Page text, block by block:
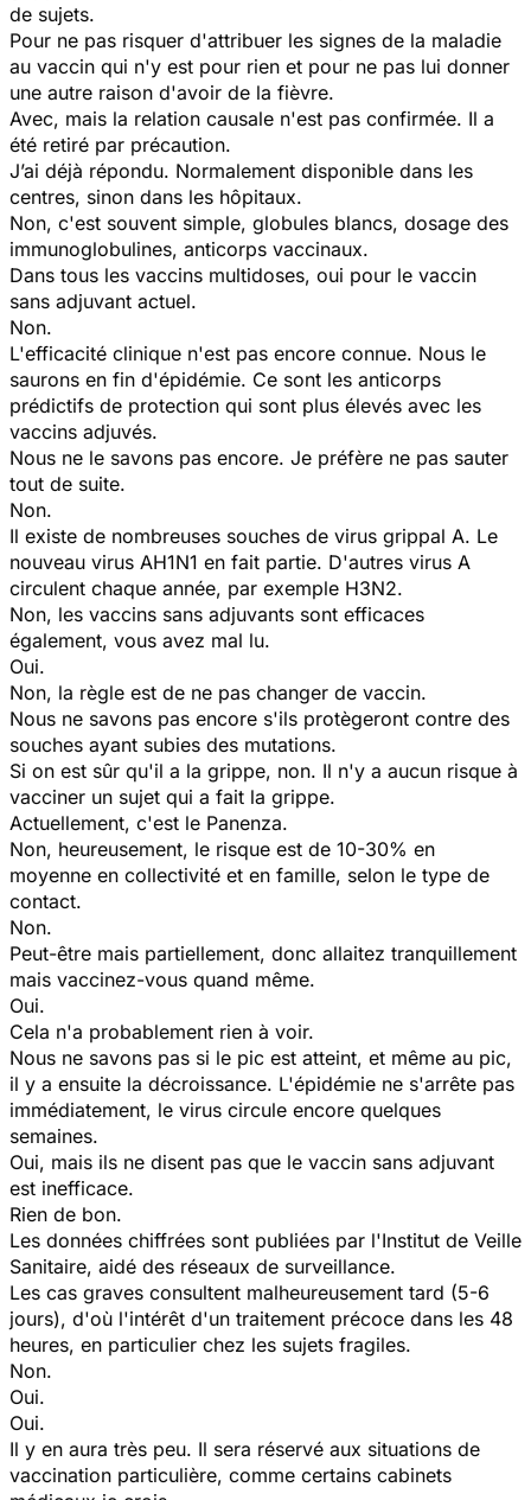
de sujets.
Pour ne pas risquer d'attribuer les signes de la maladie
au vaccin qui n'y est pour rien et pour ne pas lui donner
une autre raison d'avoir de la fièvre.
Avec, mais la relation causale n'est pas confirmée. Il a
été retiré par précaution.
J’ai déjà répondu. Normalement disponible dans les
centres, sinon dans les hôpitaux.
Non, c'est souvent simple, globules blancs, dosage des
immunoglobulines, anticorps vaccinaux.
Dans tous les vaccins multidoses, oui pour le vaccin
sans adjuvant actuel.
Non.
L'efficacité clinique n'est pas encore connue. Nous le
saurons en fin d'épidémie. Ce sont les anticorps
prédictifs de protection qui sont plus élevés avec les
vaccins adjuvés.
Nous ne le savons pas encore. Je préfère ne pas sauter
tout de suite.
Non.
Il existe de nombreuses souches de virus grippal A. Le
nouveau virus AH1N1 en fait partie. D'autres virus A
circulent chaque année, par exemple H3N2.
Non, les vaccins sans adjuvants sont efficaces
également, vous avez mal lu.
Oui.
Non, la règle est de ne pas changer de vaccin.
Nous ne savons pas encore s'ils protègeront contre des
souches ayant subies des mutations.
Si on est sûr qu'il a la grippe, non. Il n'y a aucun risque à
vacciner un sujet qui a fait la grippe.
Actuellement, c'est le Panenza.
Non, heureusement, le risque est de 10-30% en
moyenne en collectivité et en famille, selon le type de
contact.
Non.
Peut-être mais partiellement, donc allaitez tranquillement
mais vaccinez-vous quand même.
Oui.
Cela n'a probablement rien à voir.
Nous ne savons pas si le pic est atteint, et même au pic,
il y a ensuite la décroissance. L'épidémie ne s'arrête pas
immédiatement, le virus circule encore quelques
semaines.
Oui, mais ils ne disent pas que le vaccin sans adjuvant
est inefficace.
Rien de bon.
Les données chiffrées sont publiées par l'Institut de Veille
Sanitaire, aidé des réseaux de surveillance.
Les cas graves consultent malheureusement tard (5-6
jours), d'où l'intérêt d'un traitement précoce dans les 48
heures, en particulier chez les sujets fragiles.
Non.
Oui.
Oui.
Il y en aura très peu. Il sera réservé aux situations de
vaccination particulière, comme certains cabinets